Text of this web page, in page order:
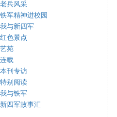
老兵风采
铁军精神进校园
我与新四军
红色景点
艺苑
连载
本刊专访
特别阅读
我与铁军
新四军故事汇